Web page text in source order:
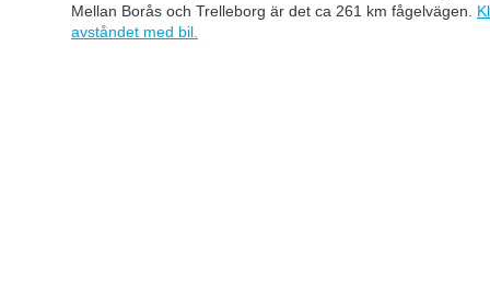
Mellan Borås och Trelleborg är det ca 261 km fågelvägen.
avståndet med bil.